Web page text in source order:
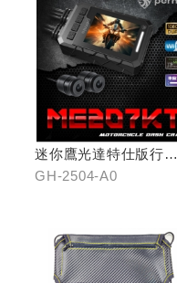
迷你鷹光達特仕版行車
記錄器
GH-2504-A0